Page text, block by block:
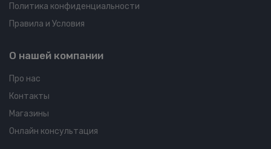
Политика конфиденциальности
Правила и Условия
О нашей компании
Про нас
Контакты
Магазины
Онлайн консультация